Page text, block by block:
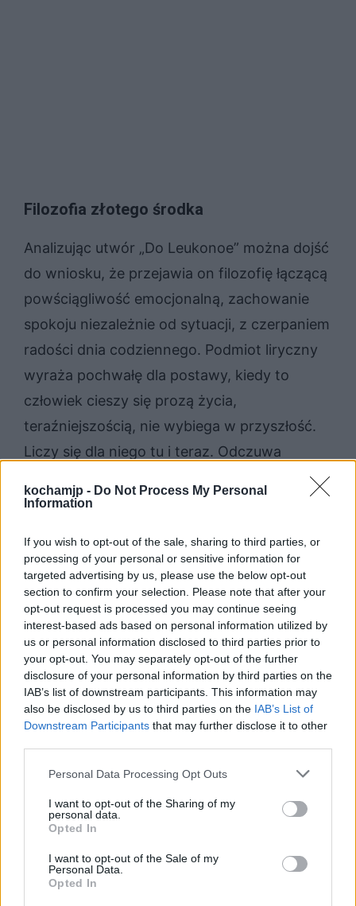
kochamjp - Do Not Process My Personal
Information
If you wish to opt-out of the sale, sharing to third parties, or
processing of your personal or sensitive information for
targeted advertising by us, please use the below opt-out
section to confirm your selection. Please note that after your
opt-out request is processed you may continue seeing
interest-based ads based on personal information utilized by
us or personal information disclosed to third parties prior to
your opt-out. You may separately opt-out of the further
disclosure of your personal information by third parties on the
IAB’s list of downstream participants. This information may
also be disclosed by us to third parties on the IAB’s List of
Downstream Participants that may further disclose it to other
Personal Data Processing Opt Outs
I want to opt-out of the Sharing of my
personal data.
Opted In
I want to opt-out of the Sale of my
Personal Data.
Opted In
Filozofia złotego środka
Analizując utwór „Do Leukonoe” można dojść
do wniosku, że przejawia on filozofię łączącą
powściągliwość emocjonalną, zachowanie
spokoju niezależnie od sytuacji, z czerpaniem
radości dnia codziennego. Podmiot liryczny
wyraża pochwałę dla postawy, kiedy to
człowiek cieszy się prozą życia,
teraźniejszością, nie wybiega w przyszłość.
Liczy się dla niego tu i teraz. Odczuwa
spełnienie żyjąc chwilą. Cieszy go postawa
opanowania, spokoju wewnętrznego.
Takie idee przyświecająfilozofii złotego
środka, którą Horacy upodobał sobie tak
bardzo, że możemy również spotkać ją pod
inną nazwą, pochodząca od jego imienia –
horacjanizmu.Filozofia złotego środka to
swoiste połączenie dwóch antycznych
filozofii – epikureizmu i stoicyzmu, które
odnajdujemy właśnie w utworze „Do
Leukonoe’. Horacjanizm stał się z czasem
także nurtem literackim, inspirowanym
twórczością Horacego. Wśród Polaków
przedstawicielem tego stylu, był między
innymi Jan Kochanowski.